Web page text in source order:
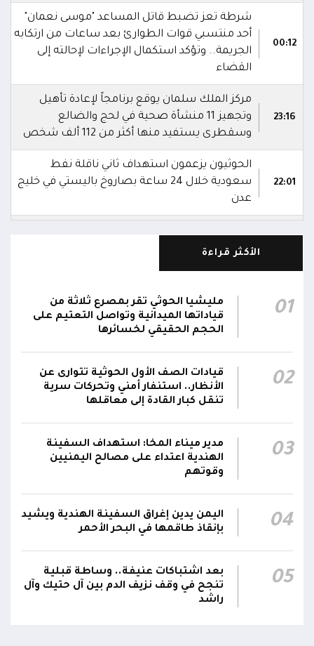
00:12
شرطة تعز تضبط قاتل المساعد "موسى نعمان"
أحد منتسبي قوات الطوارئ بعد ساعات من ارتكابه
الجريمة.. وتؤكد استكمال الإجراءات لإحالته إلى
القضاء
23:16
مركز الملك سلمان يوقع برنامجاً لإعادة تأهيل
وتجهيز 11 منشأة صحية في لحج والضالع
وسقطرى يستفيد منها أكثر من 112 ألف شخص
22:01
الحوثيون يزعمون استهداف ثاني ناقلة نفط
سعودية خلال 24 ساعة بصاروخ باليستي في خليج
عدن
الانتهاء وإمدادات الغاز ستعود تدريجياً لتغطية
رئيس مجلس القيادة يُصدر قراراً بتعيين يحيى
محمد كزمان وكيلاً لقطاع الأمن الداخلي، وأحمد
سعد السقطري وكيلاً لقطاع الأمن الخارجي؛ في
رئيس مجلس القيادة يعين اللواء الركن طيار
عبدالعزيز سعيد المحيا قائداً للقوات الجوية والدفاع
الجوي.. ويُعين العميد ناشر منصور باجري رئيساً
قرارات رئاسية بتعيين أحمد سعيد بن بريك وراشد
ناصر الجند مستشارين لرئيس مجلس القيادة
الرئاسي وترقيتهما إلى رتبة فريق
الأكثر قراءة
01
مليشيا الحوثي تقر بمصرع ثلاثة من
قياداتها الميدانية وتواصل التعتيم على
الحجم الحقيقي لخسائرها
02
قيادات الصف الأول الحوثية تتوارى عن
الأنظار.. استنفار أمني وتحركات سرية
تنقل كبار القادة إلى معاقلها
03
مدير ميناء المخا: استهداف السفينة
الهندية اعتداء على مصالح اليمنيين
وقوتهم
04
اليمن يدين إغراق السفينة الهندية ويشيد
بإنقاذ طاقمها في البحر الأحمر
05
بعد اشتباكات عنيفة.. وساطة قبلية
تنجح في وقف نزيف الدم بين آل حتيك وآل
راشد